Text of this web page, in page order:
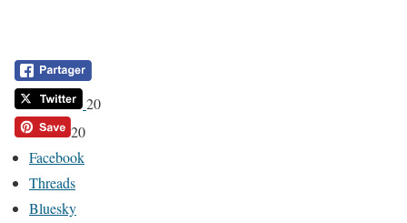
20
20
Facebook
Threads
Bluesky